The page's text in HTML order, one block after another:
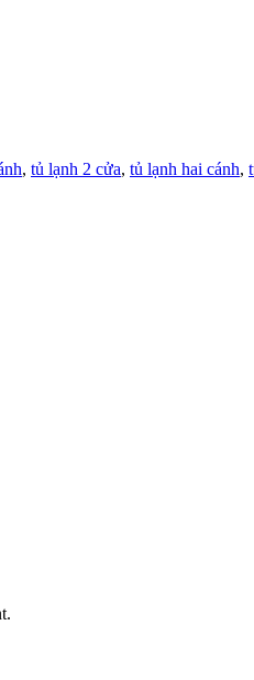
, tủ lạnh 2 cửa, tủ lạnh hai cánh,